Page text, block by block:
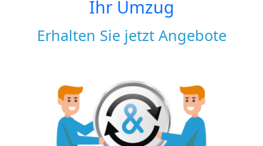
Ihr Umzug
Erhalten Sie jetzt Angebote